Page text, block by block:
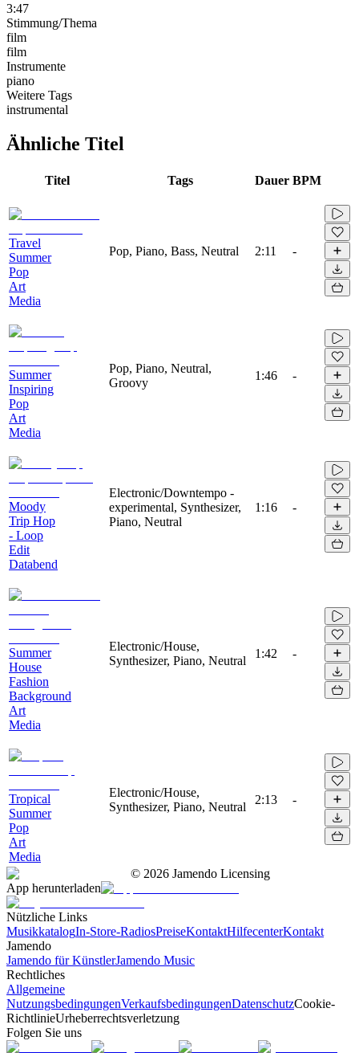
3:47
Stimmung/Thema
film
film
Instrumente
piano
Weitere Tags
instrumental
Ähnliche Titel
Titel Tags Dauer BPM
Travel
Summer
Pop
Art
Media
Pop, Piano, Bass, Neutral 2:11 -
Summer
Inspiring
Pop
Art
Media
Pop, Piano, Neutral,
Groovy
1:46 -
Moody
Trip Hop
- Loop
Edit
Databend
Electronic/Downtempo -
experimental, Synthesizer,
Piano, Neutral
1:16 -
Summer
House
Fashion
Background
Art
Media
Electronic/House,
Synthesizer, Piano, Neutral
1:42 -
Tropical
Summer
Pop
Art
Media
Electronic/House,
Synthesizer, Piano, Neutral
2:13 -
© 2026 Jamendo Licensing
App herunterladen
Nützliche Links
MusikkatalogIn-Store-RadiosPreiseKontaktHilfecenterKontakt
Jamendo
Jamendo für KünstlerJamendo Music
Rechtliches
Allgemeine
NutzungsbedingungenVerkaufsbedingungenDatenschutzCookie-
RichtlinieUrheberrechtsverletzung
Folgen Sie uns